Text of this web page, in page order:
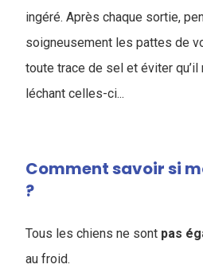
ingéré. Après chaque sortie,
soigneusement les pattes de
toute trace de sel et éviter qu’il
léchant celles-ci...
Comment savoir si
?
Tous les chiens ne sont pas
au froid.